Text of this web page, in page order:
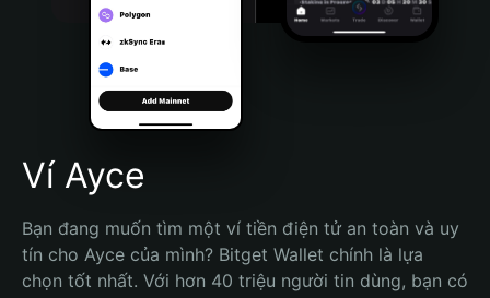
Português (Brasil)
Español (Argentina)
Ví Ayce
Bạn đang muốn tìm một ví tiền điện tử an toàn và uy
tín cho Ayce của mình? Bitget Wallet chính là lựa
chọn tốt nhất. Với hơn 40 triệu người tin dùng, bạn có